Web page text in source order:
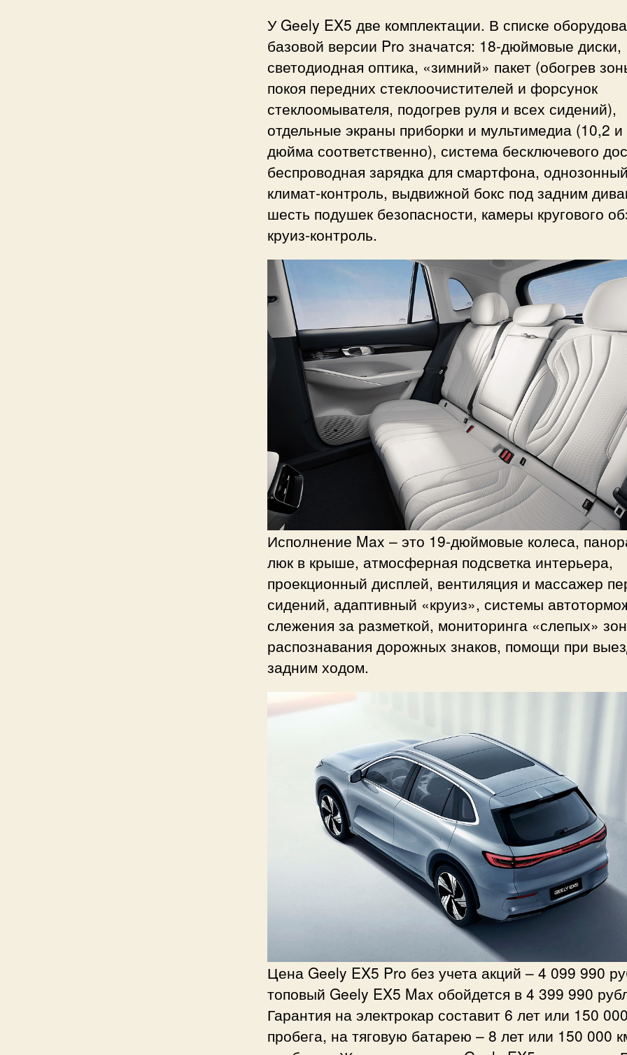
У Geely EX5 две комплектации. В списке
базовой версии Pro значатся: 18-дюймовые диски,
светодиодная оптика, «зимний» пакет (обогрев
покоя передних стеклоочистителей и форсунок
стеклоомывателя, подогрев руля и всех сидений),
отдельные экраны приборки и мультимедиа (10,2
дюйма соответственно), система бесключевого
беспроводная зарядка для смартфона,
климат-контроль, выдвижной бокс под задним
шесть подушек безопасности, камеры кругового
круиз-контроль.
Исполнение Max – это 19-дюймовые колеса,
люк в крыше, атмосферная подсветка интерьера,
проекционный дисплей, вентиляция и массажер
сидений, адаптивный «круиз», системы
слежения за разметкой, мониторинга «слепых»
распознавания дорожных знаков, помощи при
задним ходом.
Цена Geely EX5 Pro без учета акций – 4 099 990
топовый Geely EX5 Max обойдется в 4 399 990
Гарантия на электрокар составит 6 лет или 150
пробега, на тяговую батарею – 8 лет или 150 000